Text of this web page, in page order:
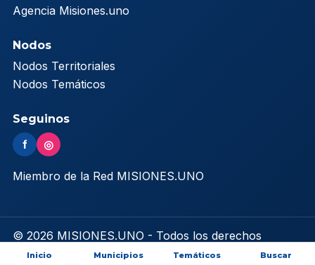
Agencia Misiones.uno
Nodos
Nodos Territoriales
Nodos Temáticos
Seguinos
f ◎
Miembro de la Red MISIONES.UNO
© 2026 MISIONES.UNO - Todos los derechos
reservados
Inicio Municipios Temáticos Buscar